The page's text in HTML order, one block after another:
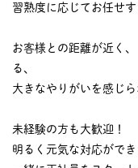
習熟度に応じてお任せ
お客様との距離が近く
る、
大きなやりがいを感じら
未経験の方も大歓迎！
明るく元気な対応がで